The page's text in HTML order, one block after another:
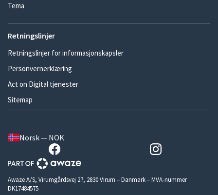
Tema
Retningslinjer
Retningslinjer for informasjonskapsler
Personvernerklæring
Act on Digital tjenester
Sitemap
Norsk — NOK
Awaze A/S, Virumgårdsvej 27, 2830 Virum – Danmark – MVA-nummer
DK17484575